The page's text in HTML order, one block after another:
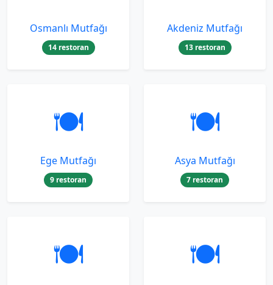
Osmanlı Mutfağı
14 restoran
Akdeniz Mutfağı
13 restoran
🍽️
Ege Mutfağı
9 restoran
🍽️
Asya Mutfağı
7 restoran
🍽️ 🍽️